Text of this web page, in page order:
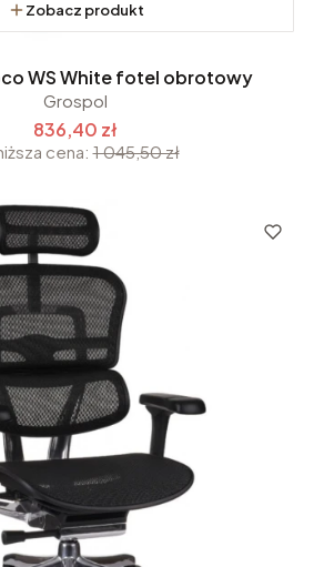
Zobacz produkt
WS White fotel obrotowy
Grospol
836,40 zł
cena: 1 045,50 zł